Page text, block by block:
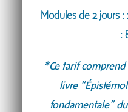
Modules de 2 jours :
:
*Ce tarif
livre
fondamentale”